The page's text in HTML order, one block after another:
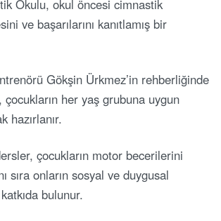
Okulu, okul öncesi cimnastik
ve başarılarını kanıtlamış bir
Gökşin Ürkmez’in rehberliğinde
her yaş grubuna uygun
hazırlanır.
çocukların motor becerilerini
sıra onların sosyal ve duygusal
bulunur.